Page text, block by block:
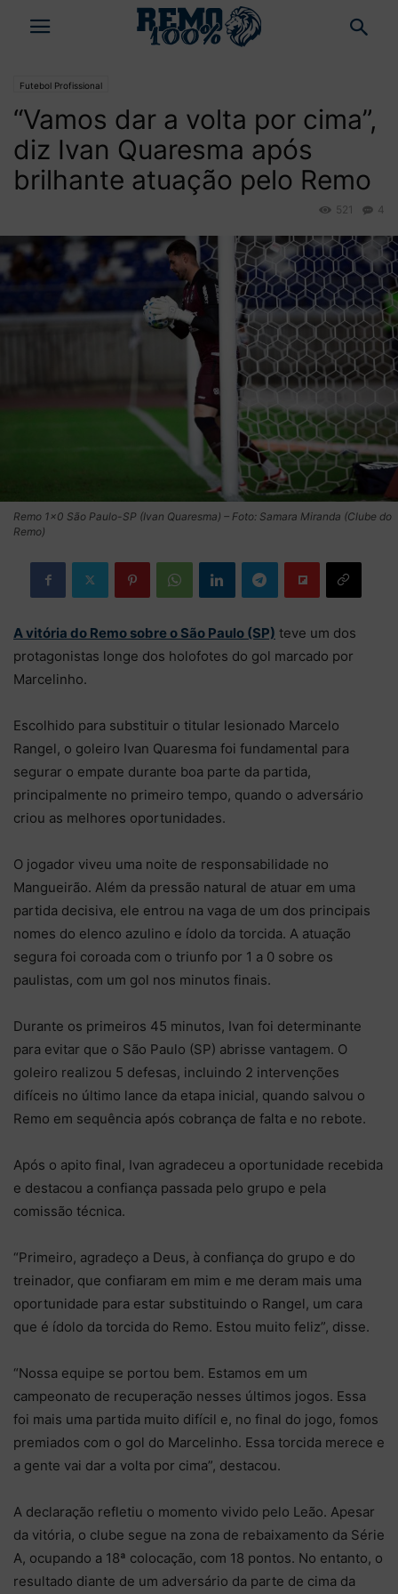
Futebol Profissional
“Vamos dar a volta por cima”,
diz Ivan Quaresma após
brilhante atuação pelo Remo
4
521
Remo 1×0 São Paulo-SP (Ivan Quaresma) – Foto: Samara Miranda (Clube do
Remo)
A vitória do Remo sobre o São Paulo (SP) teve um dos
protagonistas longe dos holofotes do gol marcado por
Marcelinho.
Escolhido para substituir o titular lesionado Marcelo
Rangel, o goleiro Ivan Quaresma foi fundamental para
segurar o empate durante boa parte da partida,
principalmente no primeiro tempo, quando o adversário
criou as melhores oportunidades.
O jogador viveu uma noite de responsabilidade no
Mangueirão. Além da pressão natural de atuar em uma
partida decisiva, ele entrou na vaga de um dos principais
nomes do elenco azulino e ídolo da torcida. A atuação
segura foi coroada com o triunfo por 1 a 0 sobre os
paulistas, com um gol nos minutos finais.
Durante os primeiros 45 minutos, Ivan foi determinante
para evitar que o São Paulo (SP) abrisse vantagem. O
goleiro realizou 5 defesas, incluindo 2 intervenções
difíceis no último lance da etapa inicial, quando salvou o
Remo em sequência após cobrança de falta e no rebote.
Após o apito final, Ivan agradeceu a oportunidade recebida
e destacou a confiança passada pelo grupo e pela
comissão técnica.
“Primeiro, agradeço a Deus, à confiança do grupo e do
treinador, que confiaram em mim e me deram mais uma
oportunidade para estar substituindo o Rangel, um cara
que é ídolo da torcida do Remo. Estou muito feliz”, disse.
“Nossa equipe se portou bem. Estamos em um
campeonato de recuperação nesses últimos jogos. Essa
foi mais uma partida muito difícil e, no final do jogo, fomos
premiados com o gol do Marcelinho. Essa torcida merece e
a gente vai dar a volta por cima”, destacou.
A declaração refletiu o momento vivido pelo Leão. Apesar
da vitória, o clube segue na zona de rebaixamento da Série
A, ocupando a 18ª colocação, com 18 pontos. No entanto, o
resultado diante de um adversário da parte de cima da